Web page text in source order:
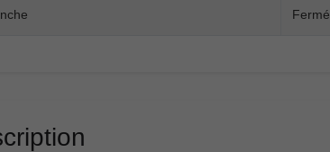
Fermé